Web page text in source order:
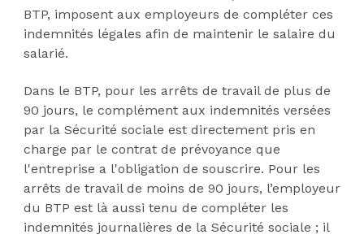
BTP, imposent aux employeurs de compléter ces
indemnités légales afin de maintenir le salaire du
salarié.
Dans le BTP, pour les arrêts de travail de plus de
90 jours, le complément aux indemnités versées
par la Sécurité sociale est directement pris en
charge par le contrat de prévoyance que
l'entreprise a l'obligation de souscrire. Pour les
arrêts de travail de moins de 90 jours, l’employeur
du BTP est là aussi tenu de compléter les
indemnités journalières de la Sécurité sociale ; il